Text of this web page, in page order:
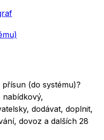
(do systému)?
nabídkový,
dodávat, doplnit,
dovoz a dalších 28